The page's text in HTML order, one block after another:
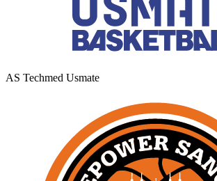
AS Techmed Usmate